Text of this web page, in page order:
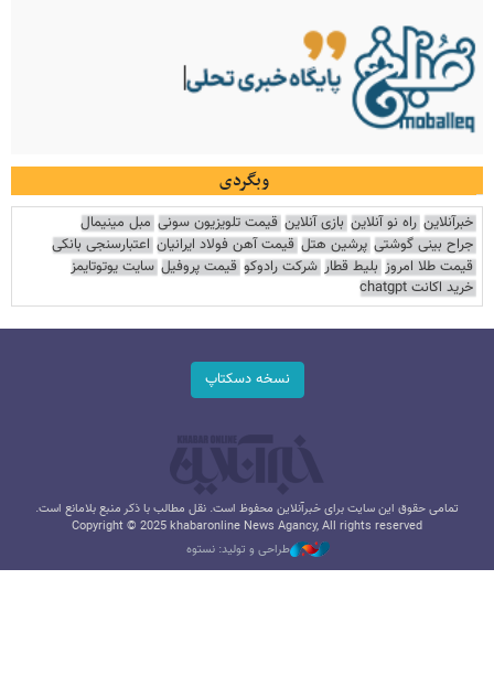
وبگردی
خبرآنلاین راه نو آنلاین بازی آنلاین قیمت تلویزیون سونی مبل مینیمال
جراح بینی گوشتی پرشین هتل قیمت آهن فولاد ایرانیان اعتبارسنجی بانکی
قیمت طلا امروز بلیط قطار شرکت رادوکو قیمت پروفیل سایت یوتوتایمز
خرید اکانت chatgpt
نسخه دسکتاپ
تمامی حقوق این سایت برای خبرآنلاین محفوظ است. نقل مطالب با ذکر منبع بلامانع است.
Copyright © 2025 khabaronline News Agancy, All rights reserved
طراحی و تولید: نستوه